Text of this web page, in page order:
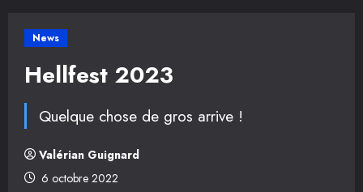
News
Hellfest 2023
Quelque chose de gros arrive !
Valérian Guignard
6 octobre 2022